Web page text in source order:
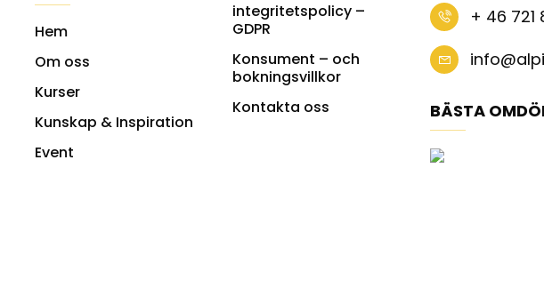
Hem
Om oss
Kurser
Kunskap & Inspiration
Event
integritetspolicy –
GDPR
Konsument – och
bokningsvillkor
Kontakta oss
+ 46 721
BÄSTA